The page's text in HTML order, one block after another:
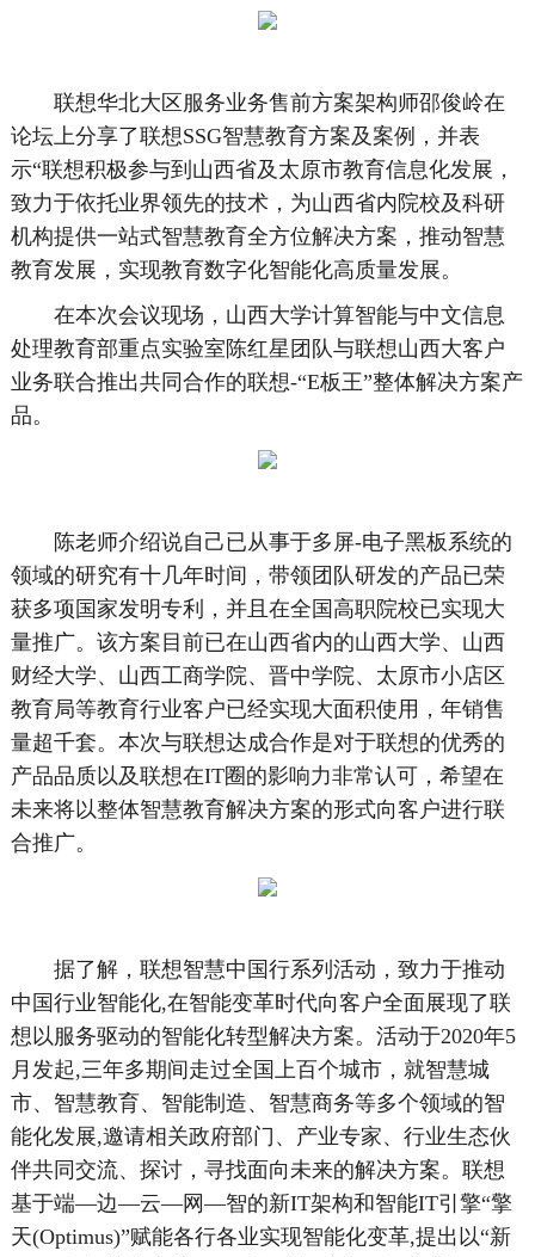
联想华北大区服务业务售前方案架构师邵俊岭在
论坛上分享了联想SSG智慧教育方案及案例，并表
示“联想积极参与到山西省及太原市教育信息化发展，
致力于依托业界领先的技术，为山西省内院校及科研
机构提供一站式智慧教育全方位解决方案，推动智慧
教育发展，实现教育数字化智能化高质量发展。
在本次会议现场，山西大学计算智能与中文信息
处理教育部重点实验室陈红星团队与联想山西大客户
业务联合推出共同合作的联想-“E板王”整体解决方案产
品。
陈老师介绍说自己已从事于多屏-电子黑板系统的
领域的研究有十几年时间，带领团队研发的产品已荣
获多项国家发明专利，并且在全国高职院校已实现大
量推广。该方案目前已在山西省内的山西大学、山西
财经大学、山西工商学院、晋中学院、太原市小店区
教育局等教育行业客户已经实现大面积使用，年销售
量超千套。本次与联想达成合作是对于联想的优秀的
产品品质以及联想在IT圈的影响力非常认可，希望在
未来将以整体智慧教育解决方案的形式向客户进行联
合推广。
据了解，联想智慧中国行系列活动，致力于推动
中国行业智能化,在智能变革时代向客户全面展现了联
想以服务驱动的智能化转型解决方案。活动于2020年5
月发起,三年多期间走过全国上百个城市，就智慧城
市、智慧教育、智能制造、智慧商务等多个领域的智
能化发展,邀请相关政府部门、产业专家、行业生态伙
伴共同交流、探讨，寻找面向未来的解决方案。联想
基于端—边—云—网—智的新IT架构和智能IT引擎“擎
天(Optimus)”赋能各行各业实现智能化变革,提出以“新